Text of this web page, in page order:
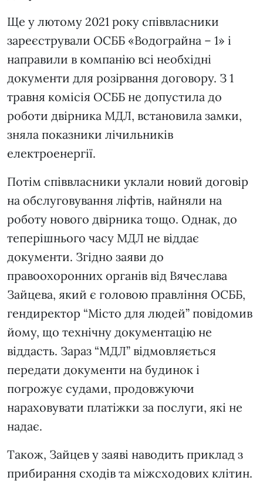
Ще у лютому 2021 року співвласники
зареєстрували ОСББ «Водограйна – 1» і
направили в компанію всі необхідні
документи для розірвання договору. З 1
травня комісія ОСББ не допустила до
роботи двірника МДЛ, встановила замки,
зняла показники лічильників
електроенергії.
Потім співвласники уклали новий договір
на обслуговування ліфтів, найняли на
роботу нового двірника тощо. Однак, до
теперішнього часу МДЛ не віддає
документи. Згідно заяви до
правоохоронних органів від Вячеслава
Зайцева, який є головою правління ОСББ,
гендиректор “Місто для людей” повідомив
йому, що технічну документацію не
віддасть. Зараз “МДЛ” відмовляється
передати документи на будинок і
погрожує судами, продовжуючи
нараховувати платіжки за послуги, які не
надає.
Також, Зайцев у заяві наводить приклад з
прибирання сходів та міжсходових клітин.